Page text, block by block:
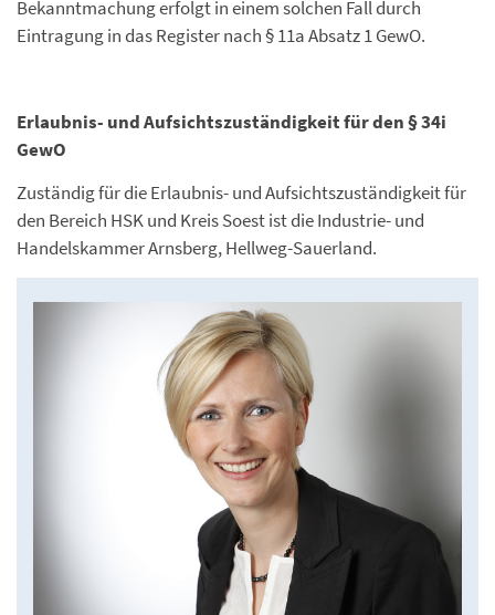
Bekanntmachung erfolgt in einem solchen Fall durch
Eintragung in das Register nach § 11a Absatz 1 GewO.
Erlaubnis- und Aufsichtszuständigkeit für den § 34i
GewO
Zuständig für die Erlaubnis- und Aufsichtszuständigkeit für
den Bereich HSK und Kreis Soest ist die Industrie- und
Handelskammer Arnsberg, Hellweg-Sauerland.